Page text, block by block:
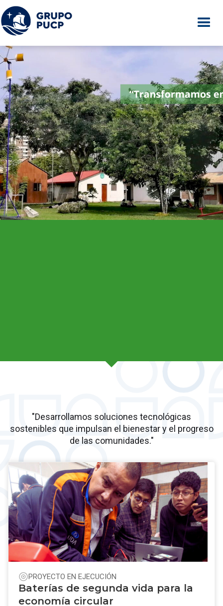
"Desarrollamos soluciones tecnológicas
sostenibles que impulsan el bienestar y el progreso
de las comunidades."
PROYECTO EN EJECUCIÓN
Baterías de segunda vida para la
economía circular